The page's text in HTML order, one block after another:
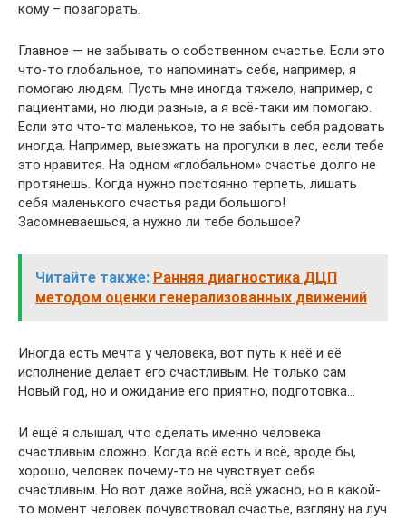
кому – позагорать.
Главное — не забывать о собственном счастье. Если это
что-то глобальное, то напоминать себе, например, я
помогаю людям. Пусть мне иногда тяжело, например, с
пациентами, но люди разные, а я всё-таки им помогаю.
Если это что-то маленькое, то не забыть себя радовать
иногда. Например, выезжать на прогулки в лес, если тебе
это нравится. На одном «глобальном» счастье долго не
протянешь. Когда нужно постоянно терпеть, лишать
себя маленького счастья ради большого!
Засомневаешься, а нужно ли тебе большое?
Читайте также: Ранняя диагностика ДЦП
методом оценки генерализованных движений
Иногда есть мечта у человека, вот путь к неё и её
исполнение делает его счастливым. Не только сам
Новый год, но и ожидание его приятно, подготовка…
И ещё я слышал, что сделать именно человека
счастливым сложно. Когда всё есть и всё, вроде бы,
хорошо, человек почему-то не чувствует себя
счастливым. Но вот даже война, всё ужасно, но в какой-
то момент человек почувствовал счастье, взгляну на луч